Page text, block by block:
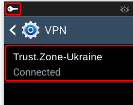
Trust.Zone-Ukraine